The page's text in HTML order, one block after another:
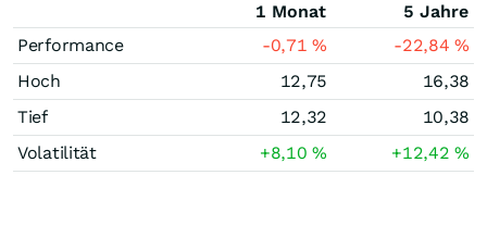
1 Monat
5 Jahre
Performance
-0,71% -22,84%
Hoch
12,75
16,38
Tief
12,32
10,38
Volatilität
+8,10% +12,42%